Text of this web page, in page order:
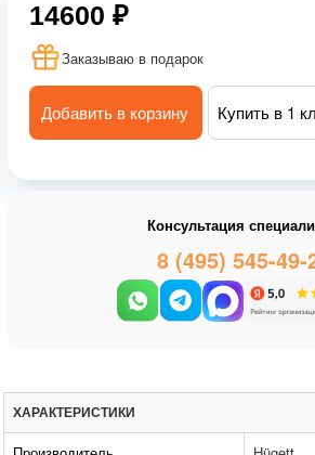
14600 ₽
Заказываю в подарок
Добавить в корзину Купить в 1
Консультация
8 (495) 545-49-
ХАРАКТЕРИСТИКИ